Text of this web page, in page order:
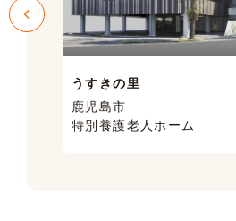
うすきの里
鹿児島市
特別養護老人ホーム